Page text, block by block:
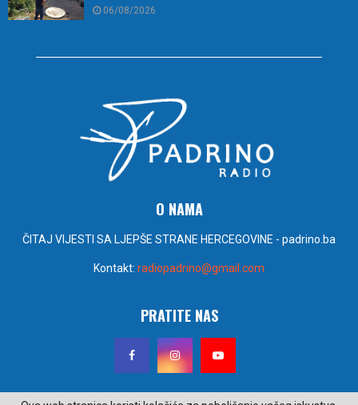
06/08/2026
O NAMA
ČITAJ VIJESTI SA LJEPŠE STRANE HERCEGOVINE - padrino.ba
Kontakt: radiopadrino@gmail.com
PRATITE NAS